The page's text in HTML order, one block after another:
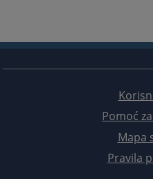
Pomoć
Mapa
Pravila